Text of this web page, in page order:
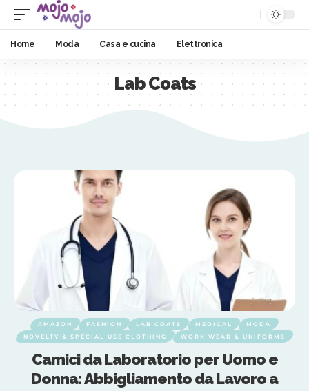
Home Moda Casa e cucina Elettronica
Lab Coats
AMAZON FASHION LAB COATS MEDICAL
MODA
NOVELTY & SPECIAL USE CLOTHING
WORK WEAR & UNIFORMS
Camici da Laboratorio per Uomo e
Donna: Abbigliamento da Lavoro a